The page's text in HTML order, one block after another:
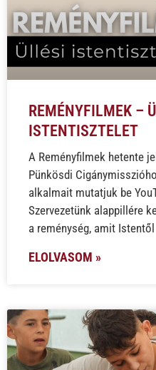
REMÉNYFILMEK –
ISTENTISZTELET
A Reményfilmek hetente
Pünkösdi
alkalmait mutatjuk be
Szervezetünk alappillére
a reménység, amit Istentől
ELOLVASOM »